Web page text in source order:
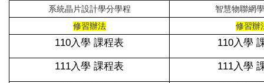
系統晶片設計學分學程
智慧物聯網
修習辦法
修習辦
110入學 課程表 110入學
111入學 課程表 111入學